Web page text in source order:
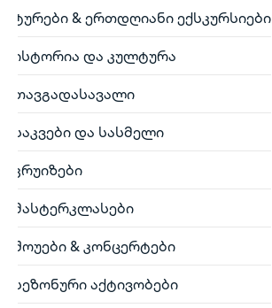
ტურები & ერთდღიანი ექსკურსიები
ისტორია და კულტურა
თავგადასავალი
საკვები და სასმელი
კრუიზები
მასტერკლასები
შოუები & კონცერტები
სეზონური აქტივობები